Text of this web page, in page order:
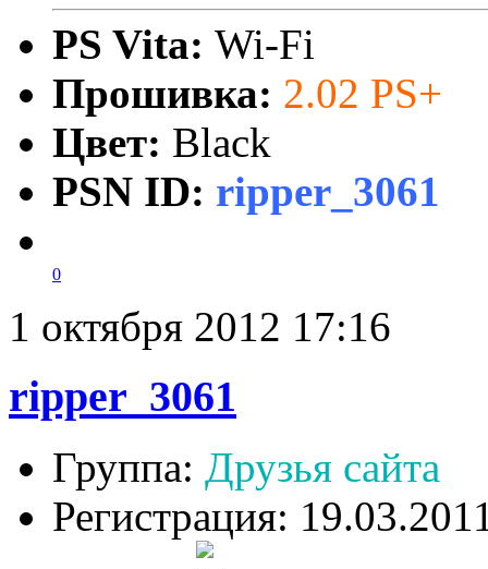
PS Vita: Wi-Fi
Прошивка: 2.02 PS+
Цвет: Black
PSN ID: ripper_3061
0
1 октября 2012 17:16
ripper_3061
Группа: Друзья сайта
Регистрация: